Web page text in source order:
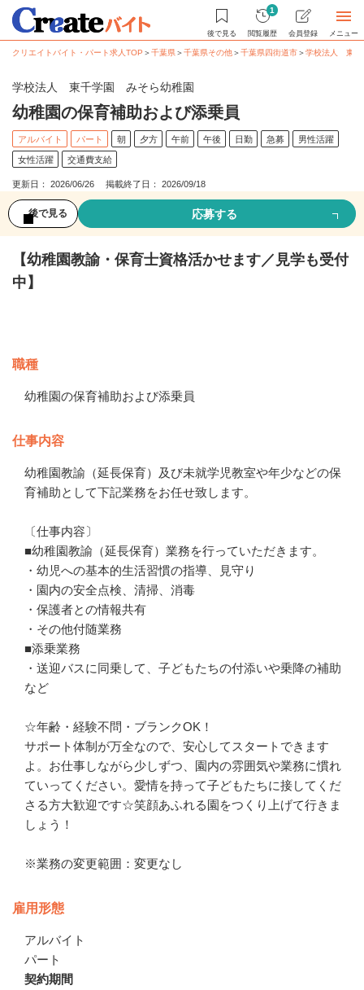
後で見る
1
閲覧履歴 会員登録 メニュー
クリエイトバイト・パート求人TOP ＞千葉県＞千葉県その他＞千葉県四街道市＞学校法人 東千
学校法人 東千学園 みそら幼稚園
幼稚園の保育補助および添乗員
アルバイト パート 朝 夕方 午前 午後 日勤 急募 男性活躍
女性活躍 交通費支給
更新日： 2026/06/26 掲載終了日： 2026/09/18
後で見る 応募する
【幼稚園教諭・保育士資格活かせます／見学も受付
中】
職種
幼稚園の保育補助および添乗員
仕事内容
幼稚園教諭（延長保育）及び未就学児教室や年少などの保
育補助として下記業務をお任せ致します。
〔仕事内容〕
■幼稚園教諭（延長保育）業務を行っていただきます。
・幼児への基本的生活習慣の指導、見守り
・園内の安全点検、清掃、消毒
・保護者との情報共有
・その他付随業務
■添乗業務
・送迎バスに同乗して、子どもたちの付添いや乗降の補助
など
☆年齢・経験不問・ブランクOK！
サポート体制が万全なので、安心してスタートできます
よ。お仕事しながら少しずつ、園内の雰囲気や業務に慣れ
ていってください。愛情を持って子どもたちに接してくだ
さる方大歓迎です☆笑顔あふれる園をつくり上げて行きま
しょう！
※業務の変更範囲：変更なし
雇用形態
アルバイト
パート
契約期間